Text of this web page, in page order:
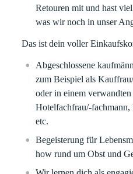
Retouren mit und hast
was wir noch in unser
Das ist dein voller
Abgeschlossene
zum Beispiel als
oder in einem
Hotelfachfrau/-
etc.
Begeisterung für
how rund um Obst und